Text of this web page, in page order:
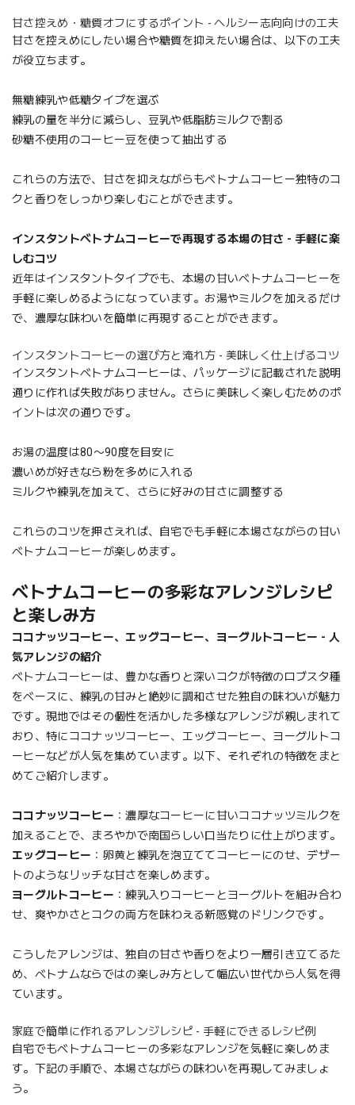
甘さ控えめ・糖質オフにするポイント - ヘルシー志向向けの工夫
甘さを控えめにしたい場合や糖質を抑えたい場合は、以下の工夫
が役立ちます。
無糖練乳や低糖タイプを選ぶ
練乳の量を半分に減らし、豆乳や低脂肪ミルクで割る
砂糖不使用のコーヒー豆を使って抽出する
これらの方法で、甘さを抑えながらもベトナムコーヒー独特のコ
クと香りをしっかり楽しむことができます。
インスタントベトナムコーヒーで再現する本場の甘さ - 手軽に楽
しむコツ
近年はインスタントタイプでも、本場の甘いベトナムコーヒーを
手軽に楽しめるようになっています。お湯やミルクを加えるだけ
で、濃厚な味わいを簡単に再現することができます。
インスタントコーヒーの選び方と淹れ方 - 美味しく仕上げるコツ
インスタントベトナムコーヒーは、パッケージに記載された説明
通りに作れば失敗がありません。さらに美味しく楽しむためのポ
イントは次の通りです。
お湯の温度は80〜90度を目安に
濃いめが好きなら粉を多めに入れる
ミルクや練乳を加えて、さらに好みの甘さに調整する
これらのコツを押さえれば、自宅でも手軽に本場さながらの甘い
ベトナムコーヒーが楽しめます。
ベトナムコーヒーの多彩なアレンジレシピ
と楽しみ方
ココナッツコーヒー、エッグコーヒー、ヨーグルトコーヒー - 人
気アレンジの紹介
ベトナムコーヒーは、豊かな香りと深いコクが特徴のロブスタ種
をベースに、練乳の甘みと絶妙に調和させた独自の味わいが魅力
です。現地ではその個性を活かした多様なアレンジが親しまれて
おり、特にココナッツコーヒー、エッグコーヒー、ヨーグルトコ
ーヒーなどが人気を集めています。以下、それぞれの特徴をまと
めてご紹介します。
ココナッツコーヒー ：濃厚なコーヒーに甘いココナッツミルクを
加えることで、まろやかで南国らしい口当たりに仕上がります。
エッグコーヒー ：卵黄と練乳を泡立ててコーヒーにのせ、デザー
トのようなリッチな甘さを楽しめます。
ヨーグルトコーヒー ：練乳入りコーヒーとヨーグルトを組み合わ
せ、爽やかさとコクの両方を味わえる新感覚のドリンクです。
こうしたアレンジは、独自の甘さや香りをより一層引き立てるた
め、ベトナムならではの楽しみ方として幅広い世代から人気を得
ています。
家庭で簡単に作れるアレンジレシピ - 手軽にできるレシピ例
自宅でもベトナムコーヒーの多彩なアレンジを気軽に楽しめま
す。下記の手順で、本場さながらの味わいを再現してみましょ
う。